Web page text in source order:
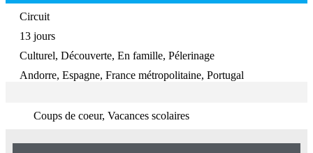
Circuit
13 jours
Culturel, Découverte, En famille, Pélerinage
Andorre, Espagne, France métropolitaine, Portugal
Coups de coeur, Vacances scolaires